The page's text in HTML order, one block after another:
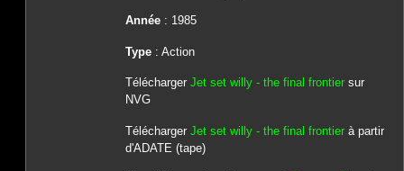
Année: 1985
Type: Action
Télécharger Jet set willy - the final frontiersur
NVG
Télécharger Jet set willy - the final frontierà partir
d'ADATE (tape)